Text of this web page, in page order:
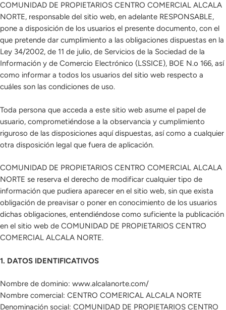
COMUNIDAD DE PROPIETARIOS CENTRO COMERCIAL ALCALA
NORTE, responsable del sitio web, en adelante RESPONSABLE,
pone a disposición de los usuarios el presente documento, con el
que pretende dar cumplimiento a las obligaciones dispuestas en la
Ley 34/2002, de 11 de julio, de Servicios de la Sociedad de la
Información y de Comercio Electrónico (LSSICE), BOE N.o 166, así
como informar a todos los usuarios del sitio web respecto a
cuáles son las condiciones de uso.
Toda persona que acceda a este sitio web asume el papel de
usuario, comprometiéndose a la observancia y cumplimiento
riguroso de las disposiciones aquí dispuestas, así como a cualquier
otra disposición legal que fuera de aplicación.
COMUNIDAD DE PROPIETARIOS CENTRO COMERCIAL ALCALA
NORTE se reserva el derecho de modificar cualquier tipo de
información que pudiera aparecer en el sitio web, sin que exista
obligación de preavisar o poner en conocimiento de los usuarios
dichas obligaciones, entendiéndose como suficiente la publicación
en el sitio web de COMUNIDAD DE PROPIETARIOS CENTRO
COMERCIAL ALCALA NORTE.
1. DATOS IDENTIFICATIVOS
Nombre de dominio: www.alcalanorte.com/
Nombre comercial: CENTRO COMERICAL ALCALA NORTE
Denominación social: COMUNIDAD DE PROPIETARIOS CENTRO